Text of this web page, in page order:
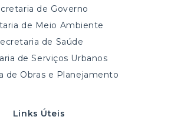
de Governo
de Meio Ambiente
de Saúde
de Serviços Urbanos
de Obras e Planejamento
Links Úteis